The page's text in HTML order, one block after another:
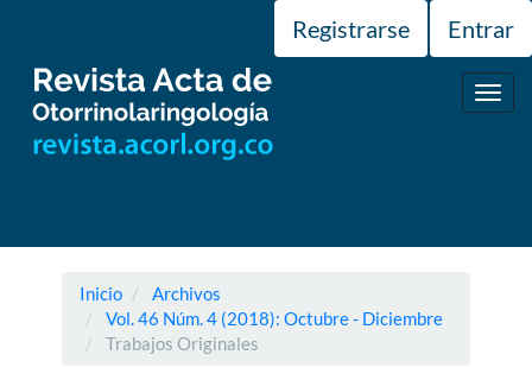
principal
Barra
lateral
Registrarse Entrar
Inicio
Archivos
Vol. 46 Núm. 4 (2018): Octubre - Diciembre
Trabajos Originales